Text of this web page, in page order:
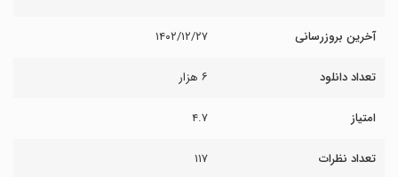
آخرین بروزرسانی ۱۴۰۲/۱۲/۲۷
تعداد دانلود ۶ هزار
امتیاز ۴.۷
تعداد نظرات ۱۱۷